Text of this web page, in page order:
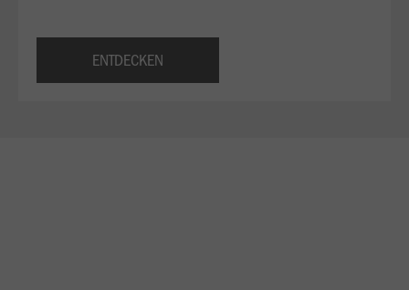
ENTDECKEN